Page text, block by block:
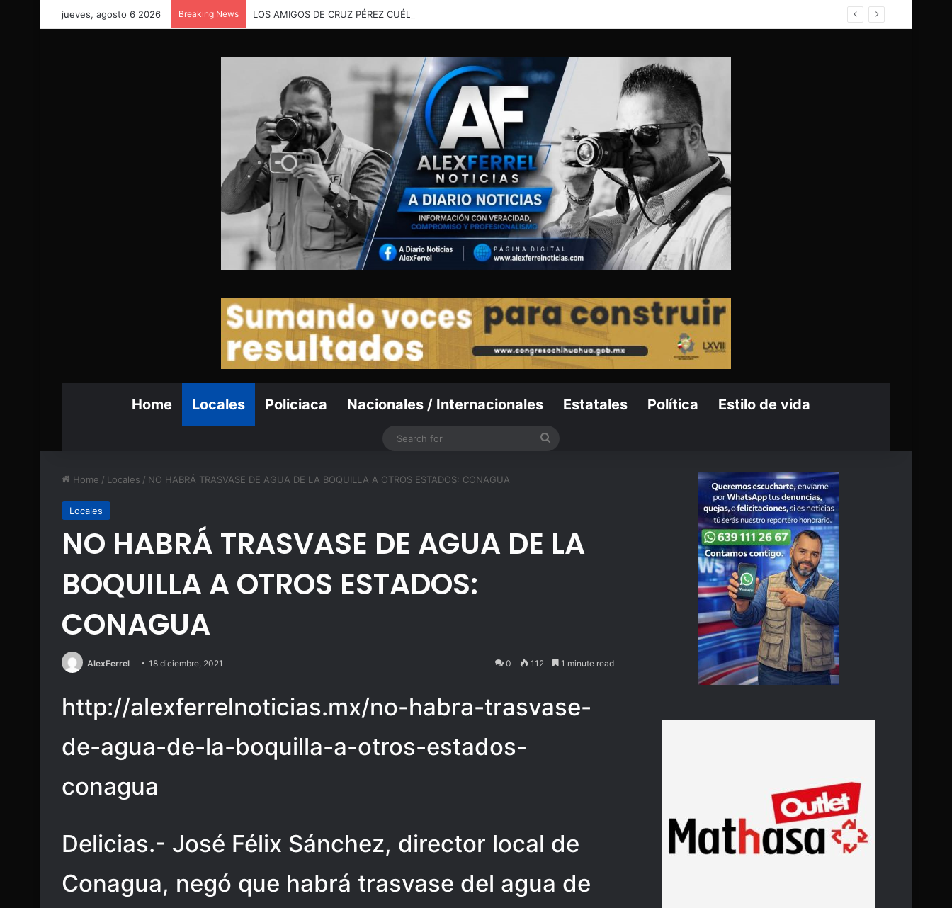
jueves, agosto 6 2026 Breaking News LOS AMIGOS DE CRUZ PÉREZ CUÉLLAR LLEVARÁN VERBENA FAMILIAR Y APOYOS GRATUITOS A LA COMUNIDAD EL ALAMITO
Home Locales Policiaca Nacionales / Internacionales Estatales Política Estilo de vida
Search
Home / Locales / NO HABRÁ TRASVASE DE AGUA DE LA BOQUILLA A OTROS ESTADOS: CONAGUA
Locales
NO HABRÁ TRASVASE DE AGUA DE LA
BOQUILLA A OTROS ESTADOS:
CONAGUA
AlexFerrel 18 diciembre, 2021 0 112 1 minute read
http://alexferrelnoticias.mx/no-habra-trasvase-
de-agua-de-la-boquilla-a-otros-estados-
conagua
Delicias.- José Félix Sánchez, director local de
Conagua, negó que habrá trasvase del agua de